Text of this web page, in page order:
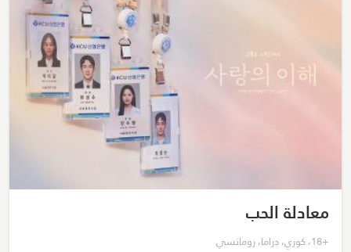
معادلة الحب
+18 ، كوري،دراما، رومانسي